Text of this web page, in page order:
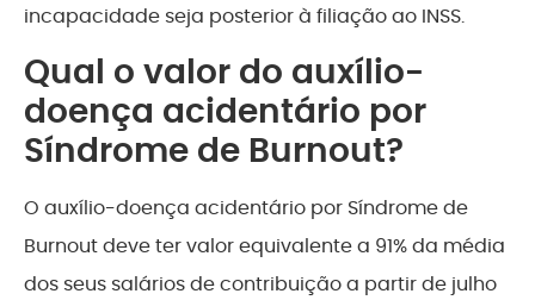
incapacidade seja posterior à filiação ao INSS.
Qual o valor do auxílio-
doença acidentário por
Síndrome de Burnout?
O auxílio-doença acidentário por Síndrome de
Burnout deve ter valor equivalente a 91% da média
dos seus salários de contribuição a partir de julho